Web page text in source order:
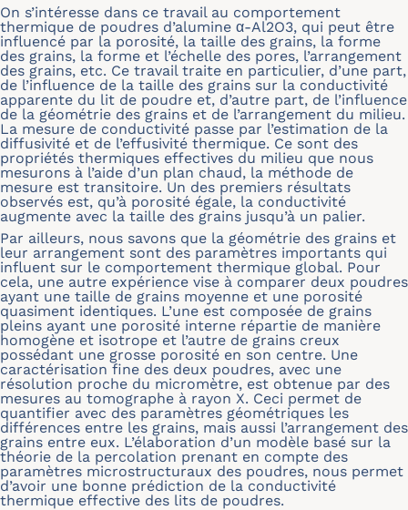
On s’intéresse dans ce travail au comportement
thermique de poudres d’alumine α-Al2O3, qui peut être
influencé par la porosité, la taille des grains, la forme
des grains, la forme et l’échelle des pores, l’arrangement
des grains, etc. Ce travail traite en particulier, d’une part,
de l’influence de la taille des grains sur la conductivité
apparente du lit de poudre et, d’autre part, de l’influence
de la géométrie des grains et de l’arrangement du milieu.
La mesure de conductivité passe par l’estimation de la
diffusivité et de l’effusivité thermique. Ce sont des
propriétés thermiques effectives du milieu que nous
mesurons à l’aide d’un plan chaud, la méthode de
mesure est transitoire. Un des premiers résultats
observés est, qu’à porosité égale, la conductivité
augmente avec la taille des grains jusqu’à un palier.
Par ailleurs, nous savons que la géométrie des grains et
leur arrangement sont des paramètres importants qui
influent sur le comportement thermique global. Pour
cela, une autre expérience vise à comparer deux poudres
ayant une taille de grains moyenne et une porosité
quasiment identiques. L’une est composée de grains
pleins ayant une porosité interne répartie de manière
homogène et isotrope et l’autre de grains creux
possédant une grosse porosité en son centre. Une
caractérisation fine des deux poudres, avec une
résolution proche du micromètre, est obtenue par des
mesures au tomographe à rayon X. Ceci permet de
quantifier avec des paramètres géométriques les
différences entre les grains, mais aussi l’arrangement des
grains entre eux. L’élaboration d’un modèle basé sur la
théorie de la percolation prenant en compte des
paramètres microstructuraux des poudres, nous permet
d’avoir une bonne prédiction de la conductivité
thermique effective des lits de poudres.